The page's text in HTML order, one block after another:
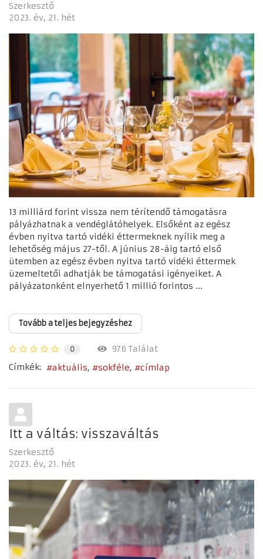
Szerkesztő
2023. év 21. hét
13 milliárd forint vissza nem térítendő támogatásra
pályázhatnak a vendéglátóhelyek. Elsőként az egész
évben nyitva tartó vidéki éttermeknek nyílik meg a
lehetőség május 27-től. A június 28-áig tartó első
ütemben az egész évben nyitva tartó vidéki éttermek
üzemeltetői adhatják be támogatási igényeiket. A
pályázatonként elnyerhető 1 millió forintos ...
Tovább a teljes bejegyzéshez
0
976 Találat
Címkék:
aktuális sokféle címlap
Itt a váltás: visszaváltás
Szerkesztő
2023. év 21. hét